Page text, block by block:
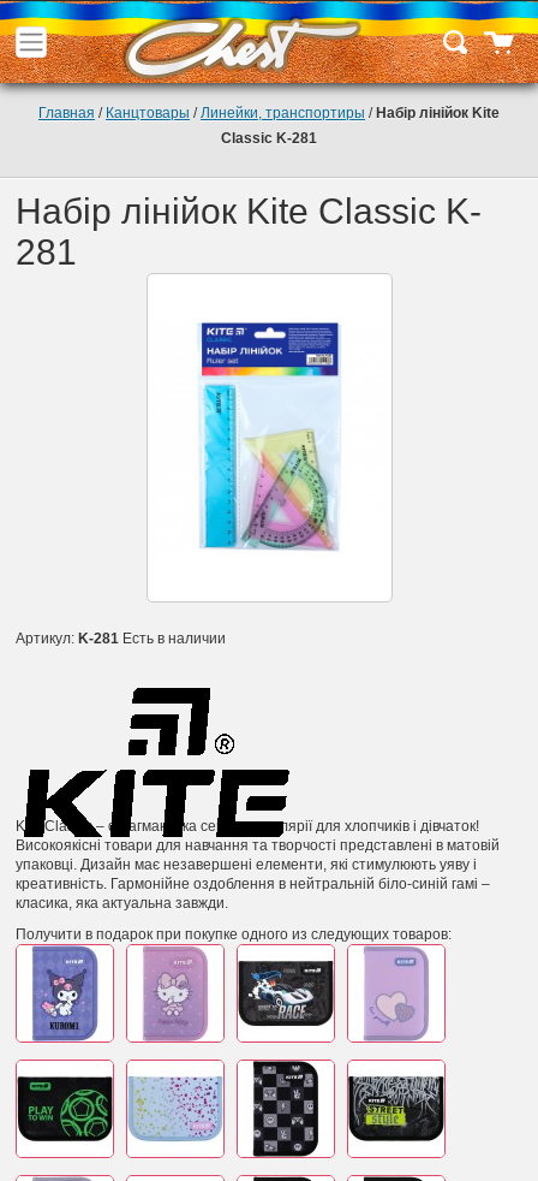
Главная / Канцтовары /Линейки, транспортиры / Набір лінійок Kite
Classic K-281
Набір лінійок Kite Classic K-
281
Артикул: K-281 Есть в наличии
Kite Classic – флагманська серія канцелярії для хлопчиків і дівчаток!
Високоякісні товари для навчання та творчості представлені в матовій
упаковці. Дизайн має незавершені елементи, які стимулюють уяву і
креативність. Гармонійне оздоблення в нейтральній біло-синій гамі –
класика, яка актуальна завжди.
Получити в подарок при покупке одного из следующих товаров: